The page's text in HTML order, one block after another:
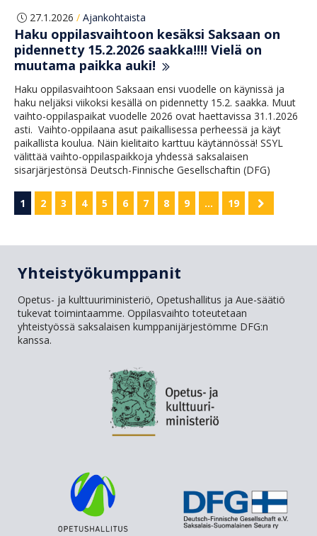
27.1.2026/ Ajankohtaista
Haku oppilasvaihtoon kesäksi Saksaan on
pidennetty 15.2.2026 saakka!!!! Vielä on
muutama paikka auki!
Haku oppilasvaihtoon Saksaan ensi vuodelle on käynissä ja
haku neljäksi viikoksi kesällä on pidennetty 15.2. saakka. Muut
vaihto-oppilaspaikat vuodelle 2026 ovat haettavissa 31.1.2026
asti. Vaihto-oppilaana asut paikallisessa perheessä ja käyt
paikallista koulua. Näin kielitaito karttuu käytännössä! SSYL
välittää vaihto-oppilaspaikkoja yhdessä saksalaisen
sisarjärjestönsä Deutsch-Finnische Gesellschaftin (DFG)
1 2 3 4 5 6 7 8 9 … 19
Yhteistyökumppanit
Opetus- ja kulttuuriministeriö, Opetushallitus ja Aue-säätiö
tukevat toimintaamme. Oppilasvaihto toteutetaan
yhteistyössä saksalaisen kumppanijärjestömme DFG:n
kanssa.